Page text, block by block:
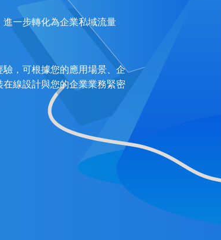
一步轉化為企業私域流量
，可根據您的應用場景、企
線設計與您的企業業務緊密